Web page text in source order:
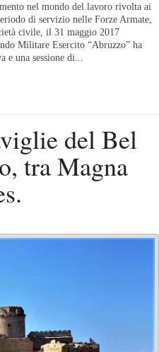
nel mondo del lavoro rivolta ai
di servizio nelle Forze Armate,
civile, il 31 maggio 2017
Militare Esercito “Abruzzo” ha
e una sessione di...
del Bel
tra Magna